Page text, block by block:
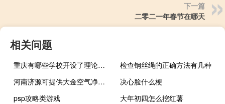
下一篇
二零二一年春节在哪天
相关问题
重庆有哪些学校开设了理论与应用力学专业
检查钢丝绳的正确方法有几种
河南济源可提供大金空气净化器维修服务地址在哪
决心脸什么梗
psp攻略类游戏
大年初四怎么挖红薯